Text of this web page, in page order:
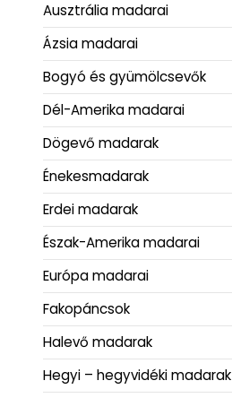
Ausztrália madarai
Ázsia madarai
Bogyó és gyümölcsevők
Dél-Amerika madarai
Dögevő madarak
Énekesmadarak
Erdei madarak
Észak-Amerika madarai
Európa madarai
Fakopáncsok
Halevő madarak
Hegyi – hegyvidéki madarak